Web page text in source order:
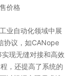
价格
业自动化领域中展
协议，如CANope
现无缝对接和高效
，还提高了系统的